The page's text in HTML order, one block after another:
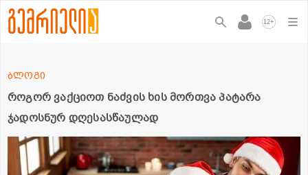
12+
როგორ ვაქციოთ ნაძვის ხის მორთვა პატარა
ჯადოსნურ დღესასწაულად
ბლოგი